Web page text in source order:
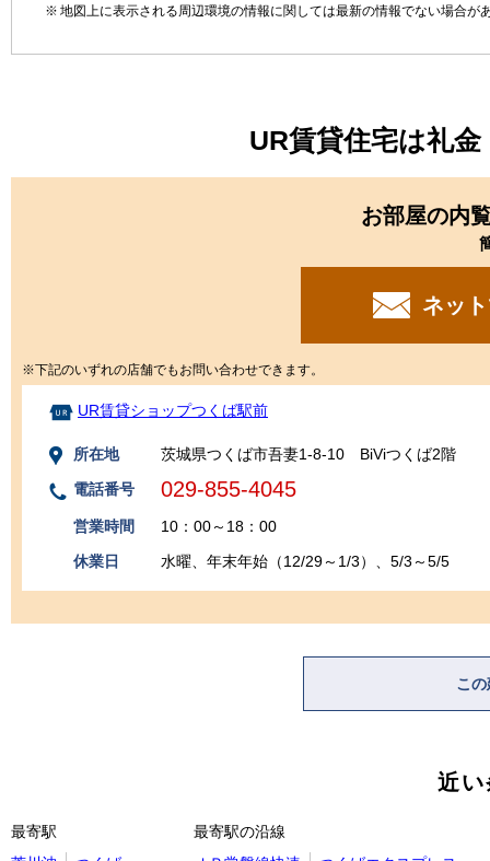
地図上に表示される周辺環境の情報に関しては最新の情報でない場合
UR賃貸住宅は礼
お部屋の内
ネッ
※下記のいずれの店舗でもお問い合わせできます。
UR賃貸ショップつくば駅前
所在地
茨城県つくば市吾妻1-8-10 BiViつくば2階
電話番号
029-855-4045
営業時間
10：00～18：00
休業日
水曜、年末年始（12/29～1/3）、5/3～5/5
こ
近
最寄駅
最寄駅の沿線